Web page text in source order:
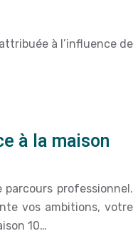
à l’influence de
à la maison
professionnel.
vos ambitions, votre
10…